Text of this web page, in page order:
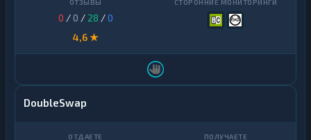
0 / 0 / 28 /0
4,6 ★
DoubleSwap